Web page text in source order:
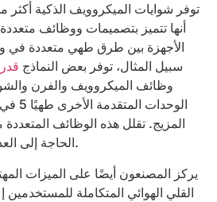
توفر شوايات الميكروويف الذكية
أنها تتميز بتصميمات ووظائف
الأجهزة بين طرق طهي متعددة في
سبيل المثال، توفر بعض النماذج
وظائف الميكروويف والفرن
المزيج. تقلل هذه الوظائف
الحاجة إلى العديد من الأجهزة المنفصلة.
يركز المصنعون أيضًا على الميزات
القلي الهوائي المتكاملة